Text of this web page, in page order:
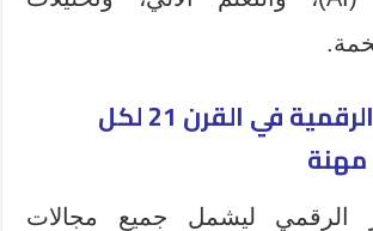
2- المهارات الرقمية في القرن 21 لكل
الرقمي ليشمل جميع مجالات